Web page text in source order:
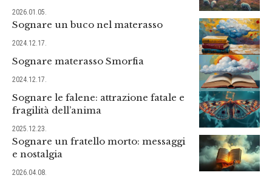
2026.01.05.
Sognare un buco nel materasso
2024.12.17.
Sognare materasso Smorfia
2024.12.17.
Sognare le falene: attrazione fatale e
fragilità dell’anima
2025.12.23.
Sognare un fratello morto: messaggi
e nostalgia
2026.04.08.